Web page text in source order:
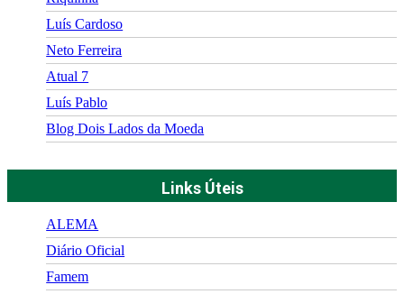
Luís Cardoso
Neto Ferreira
Atual 7
Luís Pablo
Blog Dois Lados da Moeda
Links Úteis
ALEMA
Diário Oficial
Famem